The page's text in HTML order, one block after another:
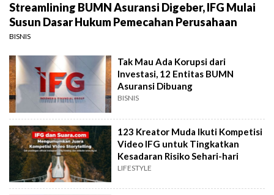
Streamlining BUMN Asuransi Digeber, IFG Mulai
Susun Dasar Hukum Pemecahan Perusahaan
BISNIS
Tak Mau Ada Korupsi dari
Investasi, 12 Entitas BUMN
Asuransi Dibuang
BISNIS
123 Kreator Muda Ikuti Kompetisi
Video IFG untuk Tingkatkan
Kesadaran Risiko Sehari-hari
LIFESTYLE